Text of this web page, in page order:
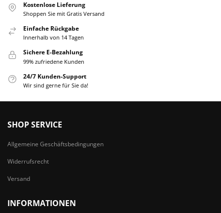
Kostenlose Lieferung
Shoppen Sie mit Gratis Versand
Einfache Rückgabe
Innerhalb von 14 Tagen
Sichere E-Bezahlung
99% zufriedene Kunden
24/7 Kunden-Support
Wir sind gerne für Sie da!
SHOP SERVICE
Allgemeine Geschäftsbedingungen
Widerrufsrecht
Versand
INFORMATIONEN